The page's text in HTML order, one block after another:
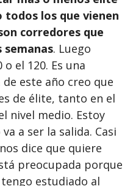
todos los que vienen
corredores que
semanas. Luego
el 120. Es una
este año creo que
de élite, tanto en el
nivel medio. Estoy
a ser la salida. Casi
dice que quiere
preocupada porque
estudiado al